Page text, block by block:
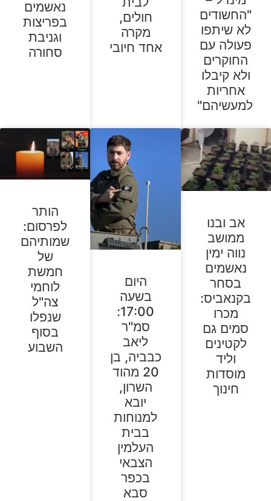
"החשודים
לא שיתפו
פעולה עם
החוקרים
ולא קיבלו
אחריות
למעשיהם"
חולים,
מקרה
אחד חיובי
נאשמים
בפריצות
וגניבת
סחורה
אב ובנו
ממושב
נווה ימין
נאשמים
בסחר
בקנאביס:
מכרו
סמים גם
לקטינים
וליד
מוסדות
חינוך
היום
בשעה
17:00:
סמ"ר
ליאב
כבביה, בן
20 מהוד
השרון,
יובא
למנוחות
בבית
העלמין
הצבאי
בכפר
סבא
הותר
לפרסום:
שמותיהם
של
חמשת
לוחמי
צה"ל
שנפלו
בסוף
השבוע